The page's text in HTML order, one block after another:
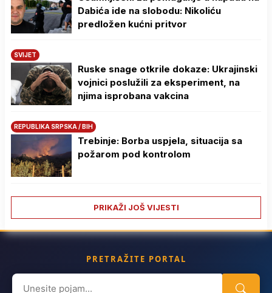
Dabića ide na slobodu: Nikoliću
predložen kućni pritvor
SVIJET
Ruske snage otkrile dokaze: Ukrajinski
vojnici poslužili za eksperiment, na
njima isprobana vakcina
REPUBLIKA SRPSKA / BIH
Trebinje: Borba uspjela, situacija sa
požarom pod kontrolom
PRIKAŽI JOŠ VIJESTI
PRETRAŽITE PORTAL
Search